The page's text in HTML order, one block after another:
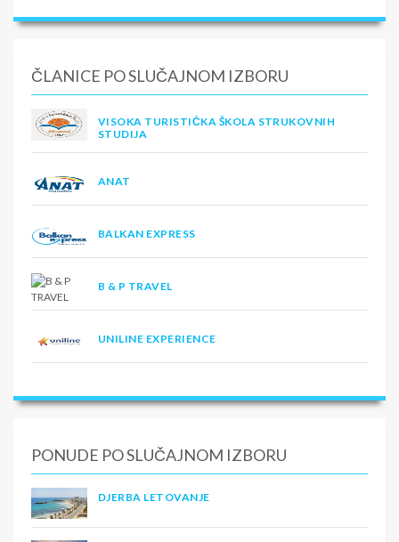
ČLANICE PO SLUČAJNOM IZBORU
VISOKA TURISTIČKA ŠKOLA STRUKOVNIH
STUDIJA
ANAT
BALKAN EXPRESS
B & P TRAVEL
UNILINE EXPERIENCE
PONUDE PO SLUČAJNOM IZBORU
DJERBA LETOVANJE